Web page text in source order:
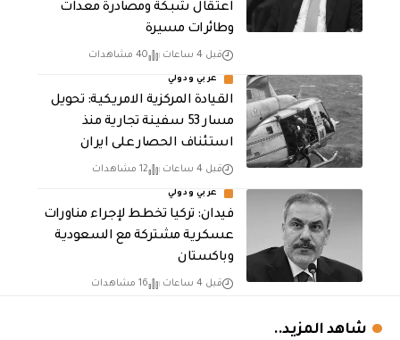
اعتقال شبكة ومصادرة معدات
وطائرات مسيرة
قبل 4 ساعات 40 مشاهدات
عربي ودولي
القيادة المركزية الامريكية: تحويل
مسار 53 سفينة تجارية منذ
استئناف الحصار على ايران
قبل 4 ساعات 12 مشاهدات
عربي ودولي
فيدان: تركيا تخطط لإجراء مناورات
عسكرية مشتركة مع السعودية
وباكستان
قبل 4 ساعات 16 مشاهدات
شاهد المزيد..